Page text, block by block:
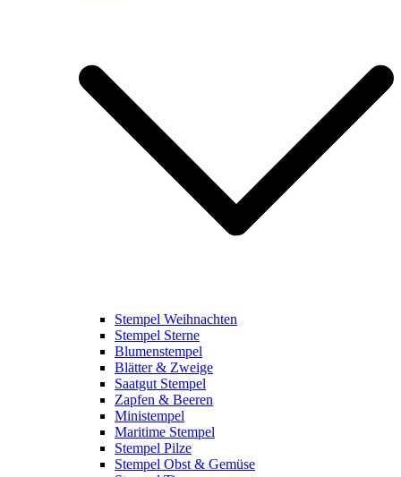
Stempel Weihnachten
Stempel Sterne
Blumenstempel
Blätter & Zweige
Saatgut Stempel
Zapfen & Beeren
Ministempel
Maritime Stempel
Stempel Pilze
Stempel Obst & Gemüse